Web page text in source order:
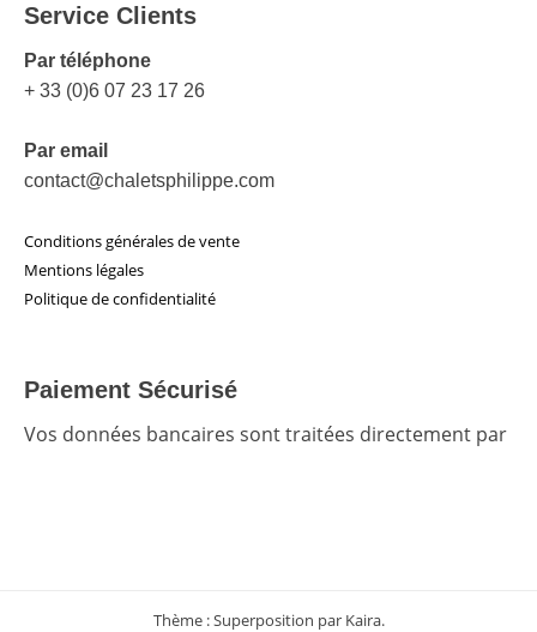
Service Clients
Par téléphone
+ 33 (0)6 07 23 17 26
Par email
contact@chaletsphilippe.com
Conditions générales de vente
Mentions légales
Politique de confidentialité
Paiement Sécurisé
Vos données bancaires sont traitées directement par
Thème : Superposition par Kaira.